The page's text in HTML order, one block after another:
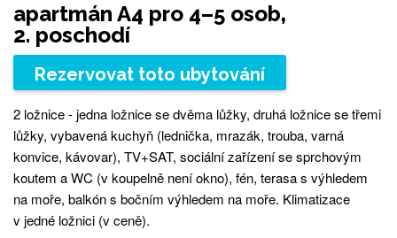
apartmán A4 pro 4–5 osob,
2. poschodí
Rezervovat toto ubytování
2 ložnice - jedna ložnice se dvěma lůžky, druhá ložnice se třemi
lůžky, vybavená kuchyň (lednička, mrazák, trouba, varná
konvice, kávovar), TV+SAT, sociální zařízení se sprchovým
koutem a WC (v koupelně není okno), fén, terasa s výhledem
na moře, balkón s bočním výhledem na moře. Klimatizace
v jedné ložnici (v ceně).